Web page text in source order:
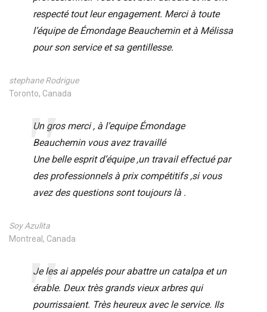
respecté tout leur engagement. Merci à toute
l’équipe de Émondage Beauchemin et à Mélissa
pour son service et sa gentillesse.
stephane Rodrigue
Toronto, Canada
Un gros merci , à l’equipe Émondage
Beauchemin vous avez travaillé
Une belle esprit d’équipe ,un travail effectué par
des professionnels à prix compétitifs ,si vous
avez des questions sont toujours là .
Soy Azulita
Montreal, Canada
Je les ai appelés pour abattre un catalpa et un
érable. Deux très grands vieux arbres qui
pourrissaient. Très heureux avec le service. Ils